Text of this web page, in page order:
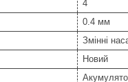
4
0.4 мм
Змінні
Новий